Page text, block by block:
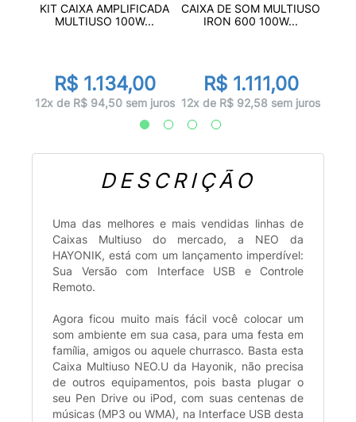
KIT CAIXA AMPLIFICADA
MULTIUSO 100W...
R$ 1.134,00
12x de R$ 94,50 sem juros
CAIXA DE SOM MULTIUSO
IRON 600 100W...
R$ 1.111,00
12x de R$ 92,58 sem juros
DESCRIÇÃO
Uma das melhores e mais vendidas linhas de
Caixas Multiuso do mercado, a NEO da
HAYONIK, está com um lançamento imperdível:
Sua Versão com Interface USB e Controle
Remoto.
Agora ficou muito mais fácil você colocar um
som ambiente em sua casa, para uma festa em
família, amigos ou aquele churrasco. Basta esta
Caixa Multiuso NEO.U da Hayonik, não precisa
de outros equipamentos, pois basta plugar o
seu Pen Drive ou iPod, com suas centenas de
músicas (MP3 ou WMA), na Interface USB desta